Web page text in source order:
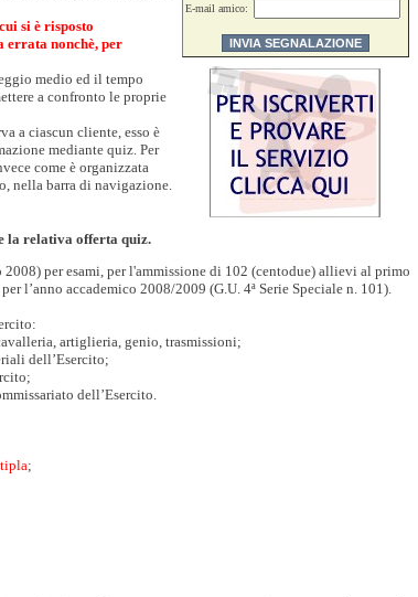
si è risposto
errata nonchè, per
medio ed il tempo
a confronto le proprie
a ciascun cliente, esso è
mediante quiz. Per
come è organizzata
nella barra di navigazione.
E-mail amico:
la relativa offerta quiz.
per esami, per l'ammissione di 102 (centodue) allievi al primo
l’anno accademico 2008/2009 (G.U. 4ª Serie Speciale n. 101).
artiglieria, genio, trasmissioni;
dell’Esercito;
dell’Esercito.
;